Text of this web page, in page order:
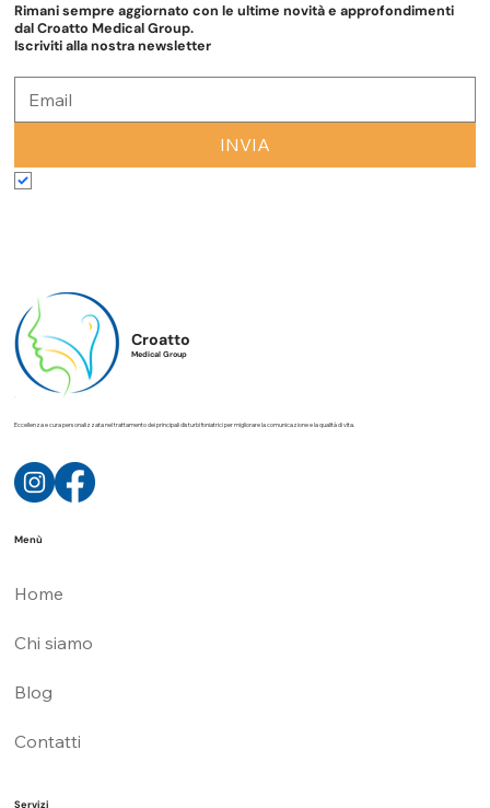
Rimani sempre aggiornato con le ultime novità e approfondimenti
dal Croatto Medical Group.
Iscriviti alla nostra newsletter
INVIA
Croatto
Medical Group
Eccellenza e cura personalizzata nel trattamento dei principali disturbi foniatrici per migliorare la comunicazione e la qualità di vita.
Menù
Home
Chi siamo
Blog
Contatti
Servizi